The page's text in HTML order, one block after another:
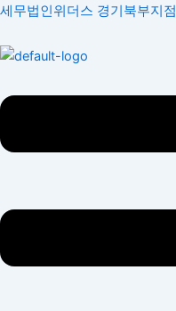
콘
츠
건
뛰
세무법인위더스 경기북부지점
Menu
Menu